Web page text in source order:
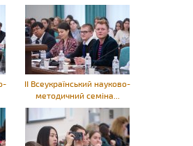
ІІ Всеукраїнський науково-
методичний семіна...